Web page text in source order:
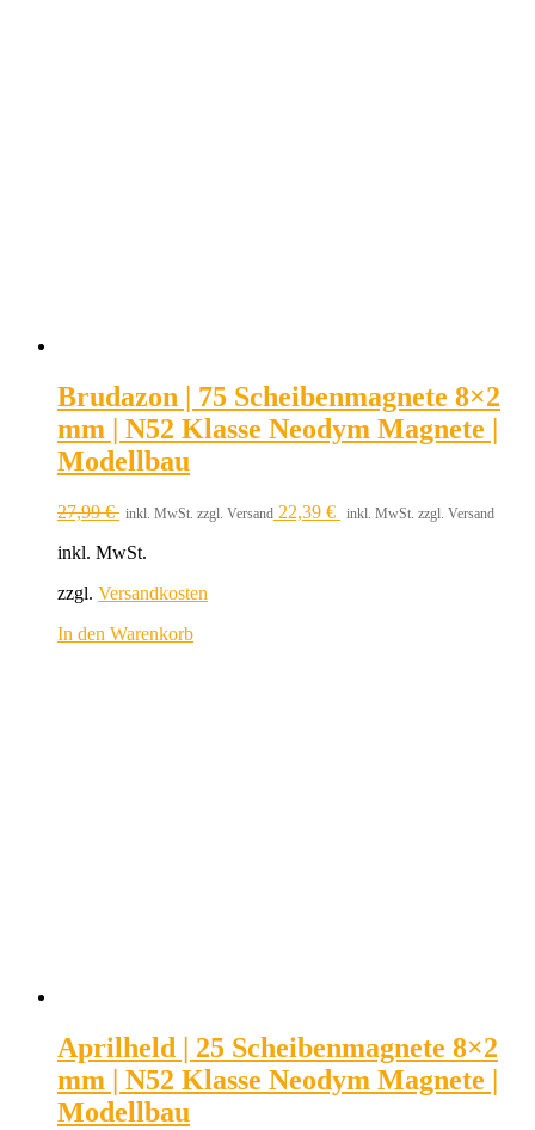
Brudazon | 75 Scheibenmagnete 8×2
mm | N52 Klasse Neodym Magnete |
Modellbau
27,99€ inkl. MwSt. zzgl. Versand 22,39 € inkl. MwSt. zzgl. Versand
inkl. MwSt.
zzgl. Versandkosten
In den Warenkorb
Aprilheld | 25 Scheibenmagnete 8×2
mm | N52 Klasse Neodym Magnete |
Modellbau